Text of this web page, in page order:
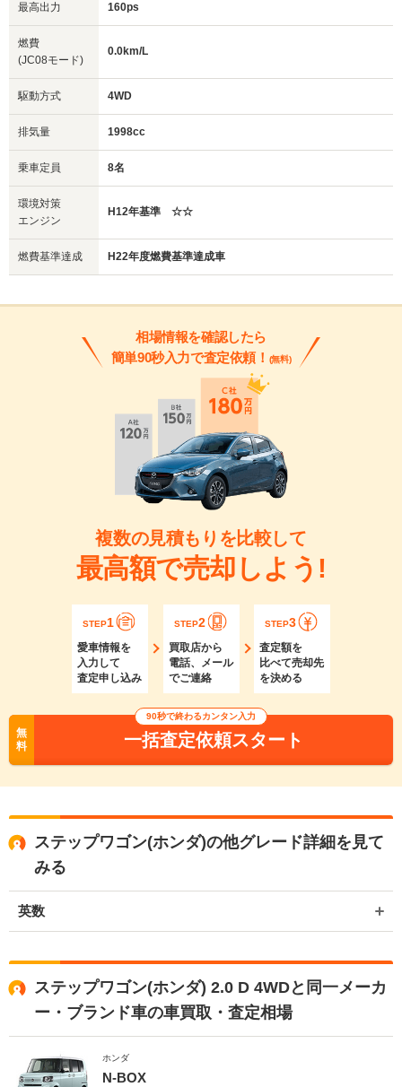
最高出力 160ps
燃費
(JC08モード)
0.0km/L
駆動方式 4WD
排気量 1998cc
乗車定員 8名
環境対策
エンジン
H12年基準 ☆☆
燃費基準達成 H22年度燃費基準達成車
相場情報を確認したら
簡単90秒入力で査定依頼！ (無料)
複数の見積もりを比較して
最高額で売却しよう!
STEP1
愛車情報を
入力して
査定申し込み
STEP2
買取店から
電話、メール
でご連絡
STEP3
査定額を
比べて売却先
を決める
無
料
90秒で終わるカンタン入力
一括査定依頼スタート
ステップワゴン(ホンダ)の他グレード詳細を見て
みる
英数
ステップワゴン(ホンダ) 2.0 D 4WDと同一メーカ
ー・ブランド車の車買取・査定相場
ホンダ
N-BOX